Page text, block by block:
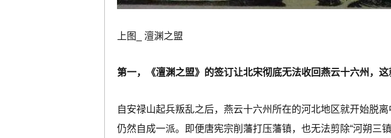
上图_ 澶渊之盟
第一，《澶渊之盟》的签订让北宋彻底无法收回燕云十六州，
自安禄山起兵叛乱之后，燕云十六州所在的河北地区就开始脱
仍然自成一派。即便唐宪宗削藩打压藩镇，也无法剪除“河朔三镇